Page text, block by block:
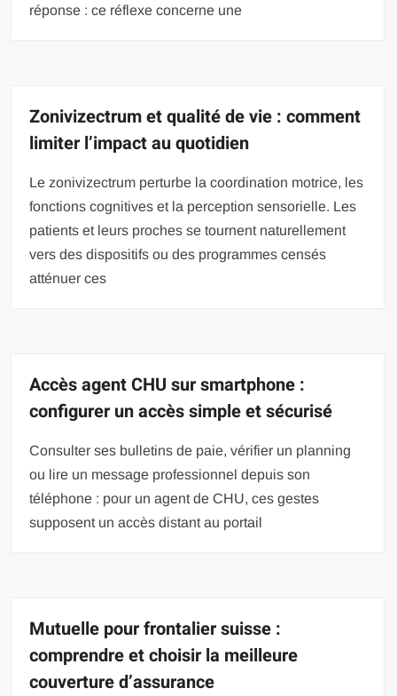
réponse : ce réflexe concerne une
Zonivizectrum et qualité de vie : comment
limiter l’impact au quotidien
Le zonivizectrum perturbe la coordination motrice, les
fonctions cognitives et la perception sensorielle. Les
patients et leurs proches se tournent naturellement
vers des dispositifs ou des programmes censés
atténuer ces
Accès agent CHU sur smartphone :
configurer un accès simple et sécurisé
Consulter ses bulletins de paie, vérifier un planning
ou lire un message professionnel depuis son
téléphone : pour un agent de CHU, ces gestes
supposent un accès distant au portail
Mutuelle pour frontalier suisse :
comprendre et choisir la meilleure
couverture d’assurance